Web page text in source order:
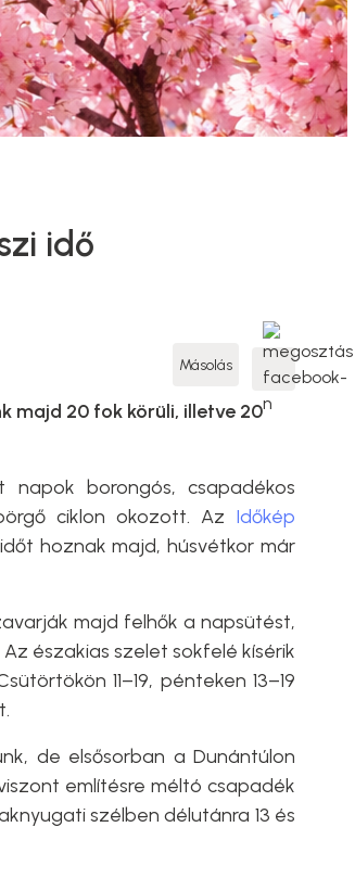
idő
Másolás
majd 20 fok körüli, illetve 20
borongós, csapadékos
ciklon okozott. Az Időkép
hoznak majd, húsvétkor már
majd felhők a napsütést,
északias szelet sokfelé kísérik
11–19, pénteken 13–19
de elsősorban a Dunántúlon
említésre méltó csapadék
szélben délutánra 13 és